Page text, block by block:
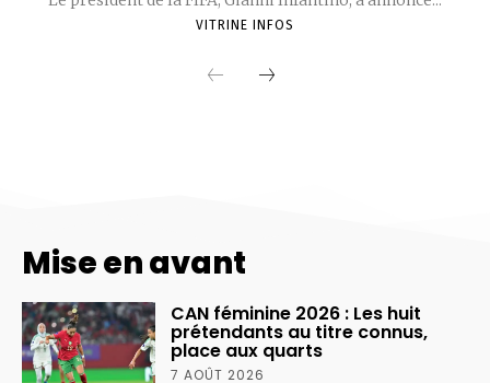
Mise en avant
CAN féminine 2026 : Les huit
prétendants au titre connus,
place aux quarts
7 AOÛT 2026